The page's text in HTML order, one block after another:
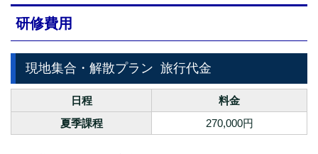
研修費用
現地集合・解散プラン 旅行代金
日程
料金
夏季課程
270,000円